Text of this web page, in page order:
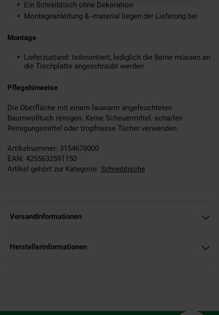
Ein Schreibtisch ohne Dekoration
Montageanleitung & -material liegen der Lieferung bei
Montage
Lieferzustand: teilmontiert, lediglich die Beine müssen an
die Tischplatte angeschraubt werden
Pflegehinweise
Die Oberfläche mit einem lauwarm angefeuchteten
Baumwolltuch reinigen. Keine Scheuermittel, scharfen
Reinigungsmittel oder tropfnasse Tücher verwenden.
Artikelnummer: 3154678000
EAN: 4255632591150
Artikel gehört zur Kategorie: Schreibtische
Versandinformationen
Herstellerinformationen